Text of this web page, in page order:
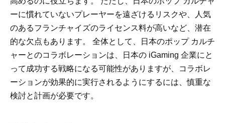
ーに慣れていないプレーヤーを遠ざけるリスクや、人気
のあるフランチャイズのライセンス料が高いなど、潜在
的な欠点もあります。 全体として、日本のポップ カルチ
ャーとのコラボレーションは、日本の iGaming 企業にと
って成功する戦略になる可能性がありますが、コラボレ
ーションが効果的に実行されるようにするには、慎重な
検討と計画が必要です。